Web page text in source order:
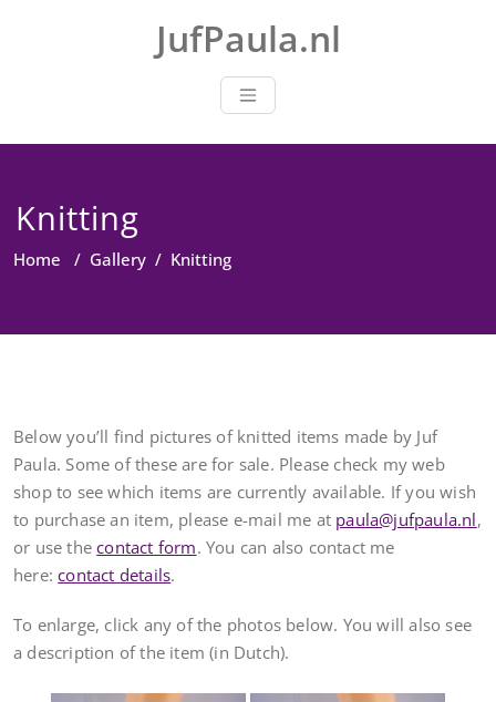
JufPaula.nl
Knitting
Home / Gallery / Knitting
Below you’ll find pictures of knitted items made by Juf
Paula. Some of these are for sale. Please check my web
shop to see which items are currently available. If you wish
to purchase an item, please e-mail me at paula@jufpaula.nl,
or use thecontact form. You can also contact me
here:contact details.
To enlarge, click any of the photos below. You will also see
a description of the item (in Dutch).